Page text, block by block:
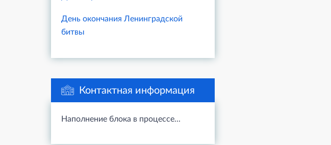
День окончания Ленинградской
битвы
Контактная информация
Наполнение блока в процессе...